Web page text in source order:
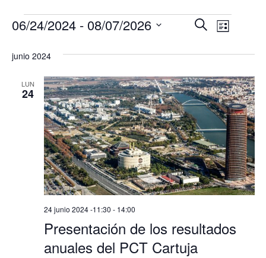
Eventos
de
y
vistas
de
Buscar
de
Lista
06/24/2024 - 08/07/2026
la
junio 2024
LUN
24
Presentación de los resultados
anuales del PCT Cartuja
24 junio 2024 -11:30 - 14:00